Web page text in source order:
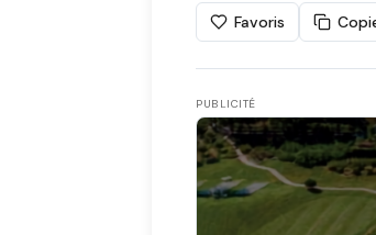
Favoris
PUBLICITÉ